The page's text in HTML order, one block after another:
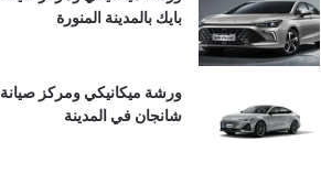
بايك بالمدينة المنورة
ورشة ميكانيكي ومركز صيانة
شانجان في المدينة